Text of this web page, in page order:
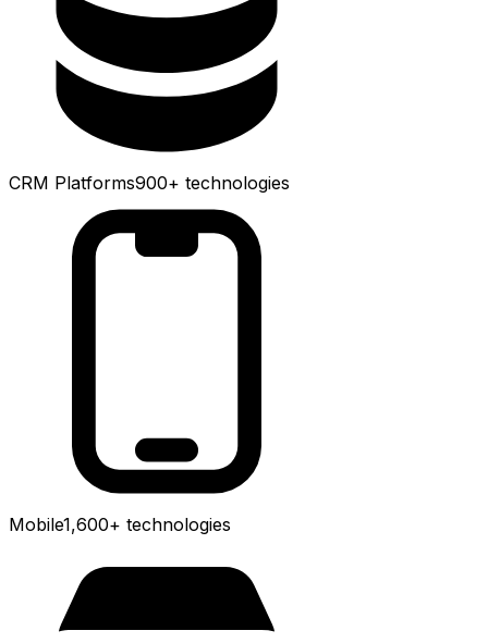
CRM Platforms900+ technologies
Mobile1,600+ technologies